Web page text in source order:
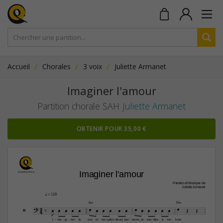
Accueil Chorales 3 voix Juliette Armanet
Imaginer l'amour
Partition chorale SAH Juliette Armanet
OBTENIR POUR 35,00 €
Paroles et Musique de
Juliette Armanet
Imaginer l'amour
l ma
- gi
- ner
- le soir et les splen deurs
- bar bares
- ac cou
- dée
- à ton bras
q = 110
3
4

H
A‹ D‹
 
                   